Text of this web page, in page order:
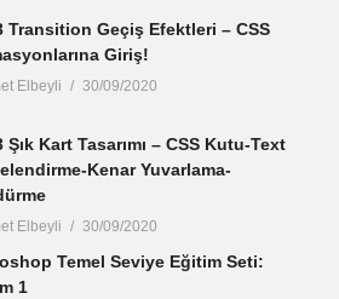
Transition Geçiş Efektleri – CSS
Giriş!
Elbeyli 30/09/2020
Şık Kart Tasarımı – CSS Kutu-Text
Kenar Yuvarlama-
Elbeyli 30/09/2020
Temel Seviye Eğitim Seti:
1